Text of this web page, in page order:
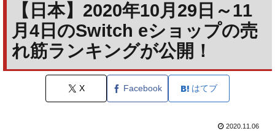
【日本】2020年10月29日～11
月4日のSwitch eショップの売
れ筋ランキングが公開！
X Facebook はてブ
2020.11.06